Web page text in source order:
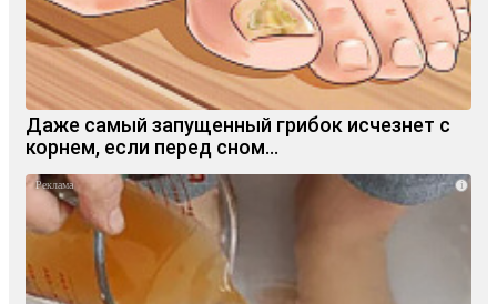
Даже самый запущенный грибок исчезнет с
корнем, если перед сном…
i